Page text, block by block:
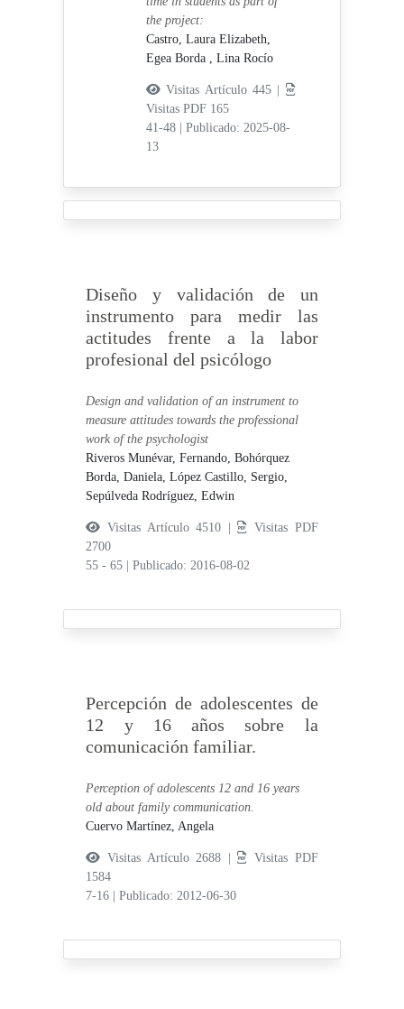
the project:
Castro, Laura Elizabeth,
Egea Borda , Lina Rocío
Visitas Artículo 445 |
Visitas PDF 165
41-48
Publicado: 2025-08-
13
Diseño y validación de un
instrumento para medir las
actitudes frente a la labor
profesional del psicólogo
Design and validation of an instrument to
measure attitudes towards the professional
work of the psychologist
Riveros Munévar, Fernando,Bohórquez
Borda, Daniela,López Castillo, Sergio,
Sepúlveda Rodríguez, Edwin
Visitas Artículo 4510 |
Visitas PDF
2700
55 - 65
|Publicado: 2016-08-02
Percepción de adolescentes de
12 y 16 años sobre la
comunicación familiar.
Perception of adolescents 12 and 16 years
old about family communication.
Cuervo Martínez, Angela
Visitas Artículo 2688 |
Visitas PDF
1584
7-16
|Publicado: 2012-06-30